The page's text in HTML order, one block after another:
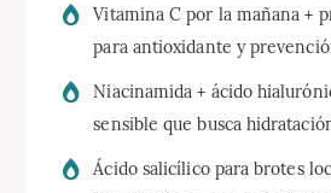
Vitamina C por la mañana +
para antioxidante y
Niacinamida + ácido
sensible que busca
Ácido salicílico para brotes